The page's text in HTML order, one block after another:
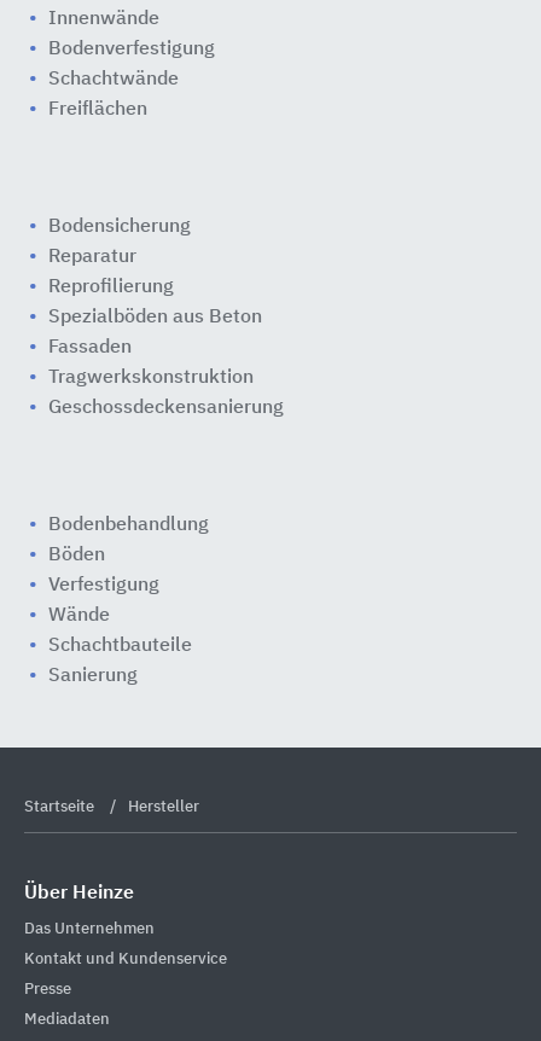
Innenwände
Bodenverfestigung
Schachtwände
Freiflächen
Bodensicherung
Reparatur
Reprofilierung
Spezialböden aus Beton
Fassaden
Tragwerkskonstruktion
Geschossdeckensanierung
Bodenbehandlung
Böden
Verfestigung
Wände
Schachtbauteile
Sanierung
Startseite Hersteller
Über Heinze
Das Unternehmen
Kontakt und Kundenservice
Presse
Mediadaten